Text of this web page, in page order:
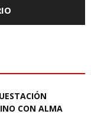
CON ALMA